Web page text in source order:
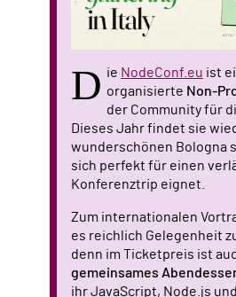
D ie NodeConf.eu ist
organisierte Non-
der Community für
Dieses Jahr findet sie
wunderschönen Bologna
sich perfekt für einen
Konferenztrip eignet.
Zum internationalen
es reichlich Gelegenheit
denn im Ticketpreis ist
gemeinsames
ihr JavaScript, Node.js